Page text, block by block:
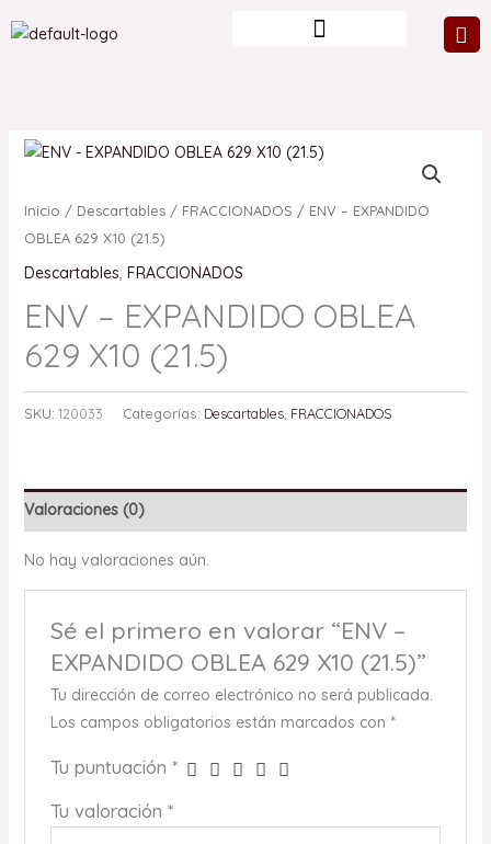
al
Inicio / Descartables/ FRACCIONADOS / ENV – EXPANDIDO
OBLEA 629 X10 (21.5)
Descartables, FRACCIONADOS
ENV – EXPANDIDO OBLEA
629 X10 (21.5)
SKU: 120033 Categorías: Descartables, FRACCIONADOS
Valoraciones (0)
No hay valoraciones aún.
Sé el primero en valorar “ENV –
EXPANDIDO OBLEA 629 X10 (21.5)”
Tu dirección de correo electrónico no será publicada.
Los campos obligatorios están marcados con *
Tu puntuación *
Tu valoración *